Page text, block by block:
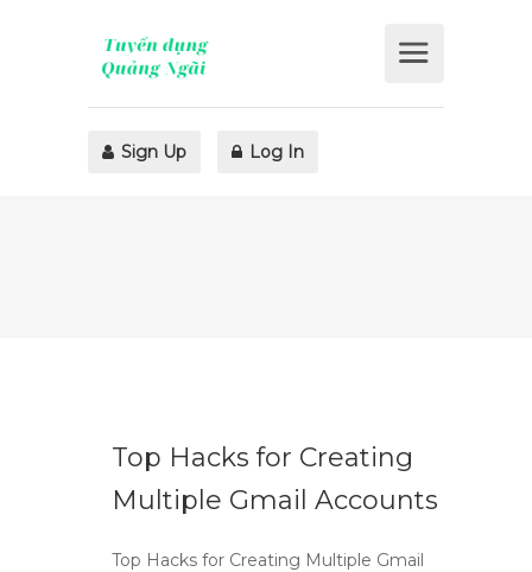
Sign Up Log In
Top Hacks for Creating
Multiple Gmail Accounts
Top Hacks for Creating Multiple Gmail